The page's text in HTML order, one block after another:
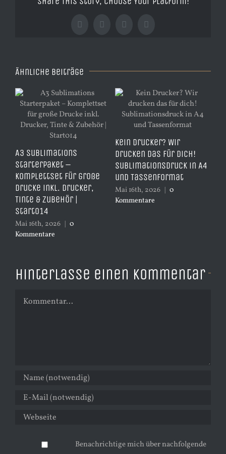
Facebook
X TumblrPinterest
Ähnliche Beiträge
A3 Sublimations
Starterpaket –
Komplettset für große
Drucke inkl. Drucker,
Tinte & Zubehör |
Start014
Mai 16th, 2026 | 0
Kommentare
Kein Drucker? Wir
drucken das für dich!
Sublimationsdruck in A4
und Tassenformat
Mai 16th, 2026 | 0
Kommentare
Hinterlasse einen Kommentar
Kommentar
Benachrichtige mich über nachfolgende